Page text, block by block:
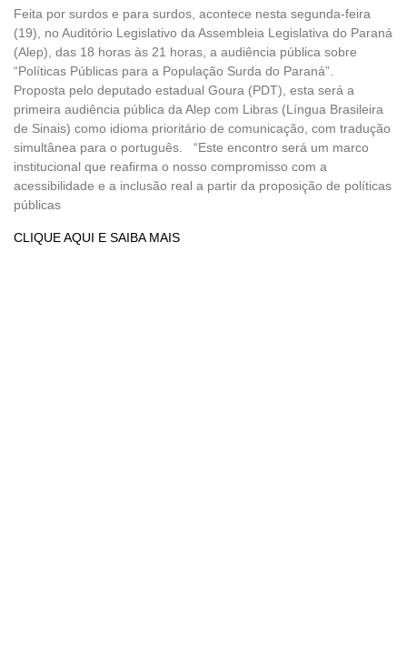
Feita por surdos e para surdos, acontece nesta segunda-feira
(19), no Auditório Legislativo da Assembleia Legislativa do Paraná
(Alep), das 18 horas às 21 horas, a audiência pública sobre
“Políticas Públicas para a População Surda do Paraná”.
Proposta pelo deputado estadual Goura (PDT), esta será a
primeira audiência pública da Alep com Libras (Língua Brasileira
de Sinais) como idioma prioritário de comunicação, com tradução
simultânea para o português. “Este encontro será um marco
institucional que reafirma o nosso compromisso com a
acessibilidade e a inclusão real a partir da proposição de políticas
públicas
CLIQUE AQUI E SAIBA MAIS